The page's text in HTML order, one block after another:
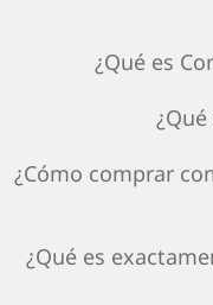
¿Qué es
¿Cómo comprar
¿Qué es